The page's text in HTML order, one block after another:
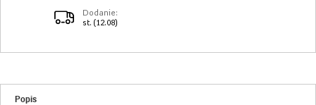
Dodanie:
st. (12.08)
Popis